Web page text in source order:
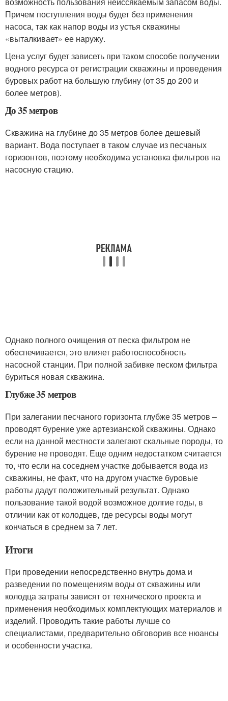
Причем поступления воды будет без применения
насоса, так как напор воды из устья скважины
«выталкивает» ее наружу.
Цена услуг будет зависеть при таком способе получении
водного ресурса от регистрации скважины и проведения
буровых работ на большую глубину (от 35 до 200 и
более метров).
До 35 метров
Скважина на глубине до 35 метров более дешевый
вариант. Вода поступает в таком случае из песчаных
горизонтов, поэтому необходима установка фильтров на
насосную стацию.
Однако полного очищения от песка фильтром не
обеспечивается, это влияет работоспособность
насосной станции. При полной забивке песком фильтра
буриться новая скважина.
Глубже 35 метров
При залегании песчаного горизонта глубже 35 метров –
проводят бурение уже артезианской скважины. Однако
если на данной местности залегают скальные породы, то
бурение не проводят. Еще одним недостатком считается
то, что если на соседнем участке добывается вода из
скважины, не факт, что на другом участке буровые
работы дадут положительный результат. Однако
пользование такой водой возможное долгие годы, в
отличии как от колодцев, где ресурсы воды могут
кончаться в среднем за 7 лет.
Итоги
При проведении непосредственно внутрь дома и
разведении по помещениям воды от скважины или
колодца затраты зависят от технического проекта и
применения необходимых комплектующих материалов и
изделий. Проводить такие работы лучше со
специалистами, предварительно обговорив все нюансы
и особенности участка.